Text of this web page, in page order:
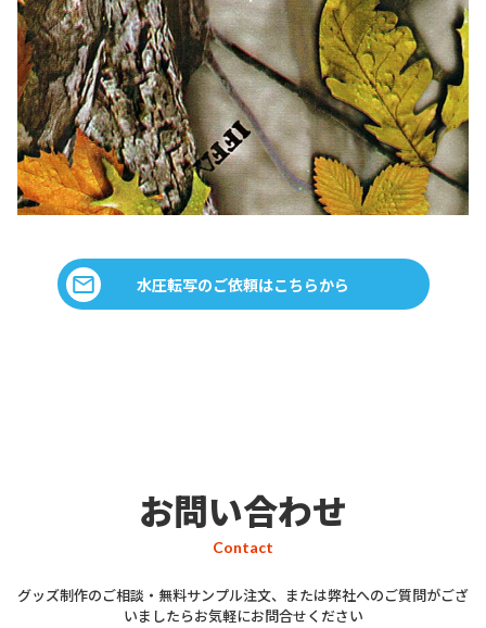
水圧転写のご依頼はこちらから
お問い合わせ
Contact
グッズ制作のご相談・無料サンプル注文、または弊社へのご質問がござ
いましたらお気軽にお問合せください